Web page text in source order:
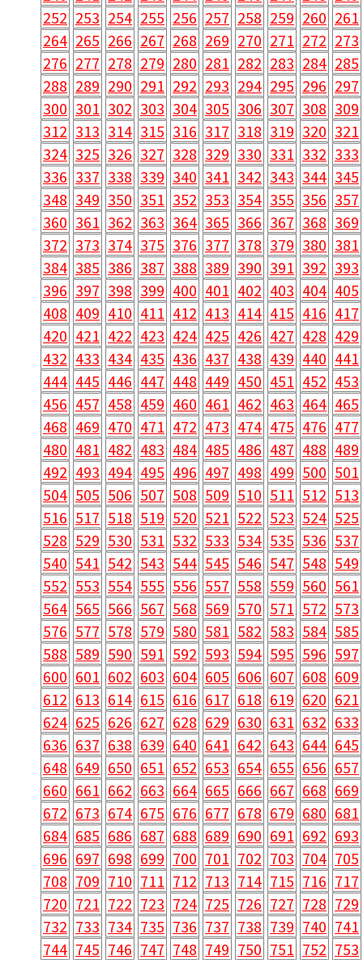
252 253 254 255 256 257 258 259 260 261
264 265 266 267 268 269 270 271 272 273
276 277 278 279 280 281 282 283 284 285
288 289 290 291 292 293 294 295 296 297
300 301 302 303 304 305 306 307 308 309
312 313 314 315 316 317 318 319 320 321
324 325 326 327 328 329 330 331 332 333
336 337 338 339 340 341 342 343 344 345
348 349 350 351 352 353 354 355 356 357
360 361 362 363 364 365 366 367 368 369
372 373 374 375 376 377 378 379 380 381
384 385 386 387 388 389 390 391 392 393
396 397 398 399 400 401 402 403 404 405
408 409 410 411 412 413 414 415 416 417
420 421 422 423 424 425 426 427 428 429
432 433 434 435 436 437 438 439 440 441
444 445 446 447 448 449 450 451 452 453
456 457 458 459 460 461 462 463 464 465
468 469 470 471 472 473 474 475 476 477
480 481 482 483 484 485 486 487 488 489
492 493 494 495 496 497 498 499 500 501
504 505 506 507 508 509 510 511 512 513
516 517 518 519 520 521 522 523 524 525
528 529 530 531 532 533 534 535 536 537
540 541 542 543 544 545 546 547 548 549
552 553 554 555 556 557 558 559 560 561
564 565 566 567 568 569 570 571 572 573
576 577 578 579 580 581 582 583 584 585
588 589 590 591 592 593 594 595 596 597
600 601 602 603 604 605 606 607 608 609
612 613 614 615 616 617 618 619 620 621
624 625 626 627 628 629 630 631 632 633
636 637 638 639 640 641 642 643 644 645
648 649 650 651 652 653 654 655 656 657
660 661 662 663 664 665 666 667 668 669
672 673 674 675 676 677 678 679 680 681
684 685 686 687 688 689 690 691 692 693
696 697 698 699 700 701 702 703 704 705
708 709 710 711 712 713 714 715 716 717
720 721 722 723 724 725 726 727 728 729
732 733 734 735 736 737 738 739 740 741
744 745 746 747 748 749 750 751 752 753